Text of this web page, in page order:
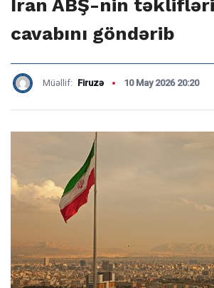
İran ABŞ-nin
cavabını göndərib
Müəllif: Firuzə 10 May 2026 20:20